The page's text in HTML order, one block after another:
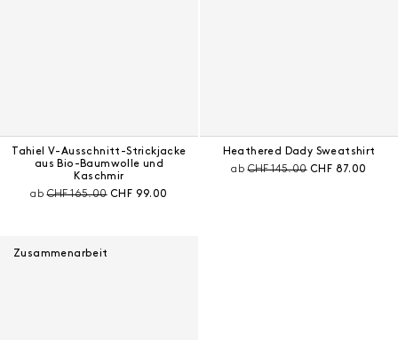
Tahiel V-Ausschnitt-Strickjacke
aus Bio-Baumwolle und
Kaschmir
abPreis vor Rabatt:
CHF 165.00 Aktueller Preis:
CHF 99.00
Heathered Dady Sweatshirt
abPreis vor Rabatt:
CHF 145.00 Aktueller Preis:
CHF 87.00
Zusammenarbeit